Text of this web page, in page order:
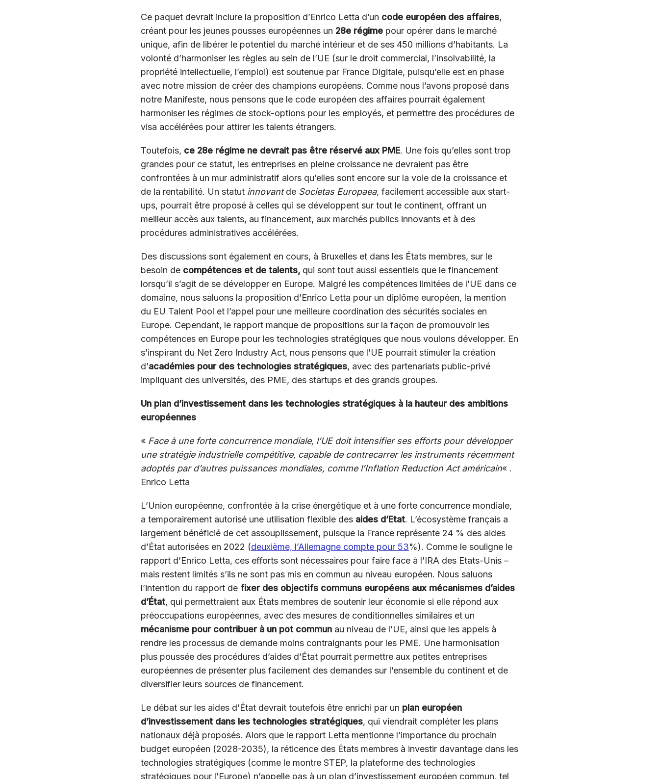
Ce paquet devrait inclure la proposition d’Enrico Letta d’un code européen des affaires,
créant pour les jeunes pousses européennes un 28e régime pour opérer dans le marché
unique, afin de libérer le potentiel du marché intérieur et de ses 450 millions d’habitants. La
volonté d’harmoniser les règles au sein de l’UE (sur le droit commercial, l’insolvabilité, la
propriété intellectuelle, l’emploi) est soutenue par France Digitale, puisqu’elle est en phase
avec notre mission de créer des champions européens. Comme nous l’avons proposé dans
notre Manifeste, nous pensons que le code européen des affaires pourrait également
harmoniser les régimes de stock-options pour les employés, et permettre des procédures de
visa accélérées pour attirer les talents étrangers.
Toutefois, ce 28e régime ne devrait pas être réservé aux PME. Une fois qu’elles sont trop
grandes pour ce statut, les entreprises en pleine croissance ne devraient pas être
confrontées à un mur administratif alors qu’elles sont encore sur la voie de la croissance et
de la rentabilité. Un statut innovantde Societas Europaea, facilement accessible aux start-
ups, pourrait être proposé à celles qui se développent sur tout le continent, offrant un
meilleur accès aux talents, au financement, aux marchés publics innovants et à des
procédures administratives accélérées.
Des discussions sont également en cours, à Bruxelles et dans les États membres, sur le
besoin de compétences et de talents, qui sont tout aussi essentiels que le financement
lorsqu’il s’agit de se développer en Europe. Malgré les compétences limitées de l’UE dans ce
domaine, nous saluons la proposition d’Enrico Letta pour un diplôme européen, la mention
du EU Talent Pool et l’appel pour une meilleure coordination des sécurités sociales en
Europe. Cependant, le rapport manque de propositions sur la façon de promouvoir les
compétences en Europe pour les technologies stratégiques que nous voulons développer. En
s’inspirant du Net Zero Industry Act, nous pensons que l’UE pourrait stimuler la création
d’académies pour des technologies stratégiques, avec des partenariats public-privé
impliquant des universités, des PME, des startups et des grands groupes.
Un plan d’investissement dans les technologies stratégiques à la hauteur des ambitions
européennes
« Face à une forte concurrence mondiale, l’UE doit intensifier ses efforts pour développer
une stratégie industrielle compétitive, capable de contrecarrer les instruments récemment
adoptés par d’autres puissances mondiales, comme l’Inflation Reduction Act américain« .
Enrico Letta
L’Union européenne, confrontée à la crise énergétique et à une forte concurrence mondiale,
a temporairement autorisé une utilisation flexible des aides d’Etat. L’écosystème français a
largement bénéficié de cet assouplissement, puisque la France représente 24 % des aides
d’État autorisées en 2022 (deuxième, l’Allemagne compte pour 53%). Comme le souligne le
rapport d’Enrico Letta, ces efforts sont nécessaires pour faire face à l’IRA des Etats-Unis –
mais restent limités s’ils ne sont pas mis en commun au niveau européen. Nous saluons
l’intention du rapport de fixer des objectifs communs européens aux mécanismes d’aides
d’État, qui permettraient aux États membres de soutenir leur économie si elle répond aux
préoccupations européennes, avec des mesures de conditionnelles similaires et un
mécanisme pour contribuer à un pot commun au niveau de l’UE, ainsi que les appels à
rendre les processus de demande moins contraignants pour les PME. Une harmonisation
plus poussée des procédures d’aides d’État pourrait permettre aux petites entreprises
européennes de présenter plus facilement des demandes sur l’ensemble du continent et de
diversifier leurs sources de financement.
Le débat sur les aides d’État devrait toutefois être enrichi par un plan européen
d’investissement dans les technologies stratégiques, qui viendrait compléter les plans
nationaux déjà proposés. Alors que le rapport Letta mentionne l’importance du prochain
budget européen (2028-2035), la réticence des États membres à investir davantage dans les
technologies stratégiques (comme le montre STEP, la plateforme des technologies
stratégiques pour l’Europe) n’appelle pas à un plan d’investissement européen commun, tel